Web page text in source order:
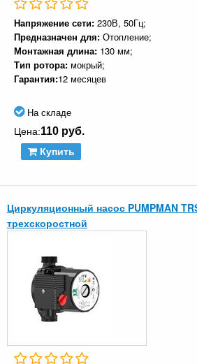
Напряжение сети: 230В, 50Гц;
Предназначен для: Отопление;
Монтажная длина: 130 мм;
Тип ротора: мокрый;
Гарантия:12 месяцев
На складе
Цена:110 руб.
Купить
Циркуляционный насос PUMPMAN
трехскоростной